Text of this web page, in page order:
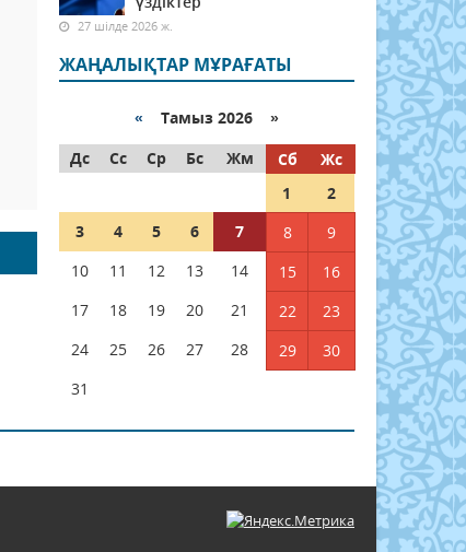
27 шілде 2026 ж.
ЖАҢАЛЫҚТАР МҰРАҒАТЫ
« Тамыз 2026 »
Дс
Сс Ср Бс Жм Сб
Жс
1
2
3
4 5 6 7 8
9
10
11 12 13 14 15
16
17
18 19 20 21 22
23
24
25 26 27 28 29
30
31